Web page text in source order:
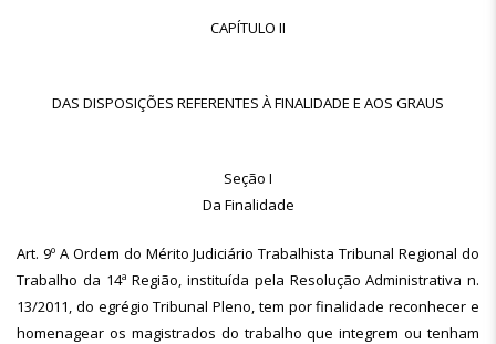
CAPÍTULO II
DAS DISPOSIÇÕES REFERENTES À FINALIDADE E AOS GRAUS
Seção I
Da Finalidade
Art. 9º A Ordem do Mérito Judiciário Trabalhista Tribunal Regional do
Trabalho da 14ª Região, instituída pela Resolução Administrativa n.
13/2011, do egrégio Tribunal Pleno, tem por finalidade reconhecer e
homenagear os magistrados do trabalho que integrem ou tenham